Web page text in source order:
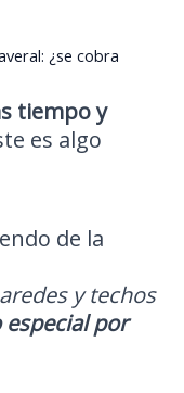
¿se cobra
tiempo y
es algo
de la
y techos
especial por